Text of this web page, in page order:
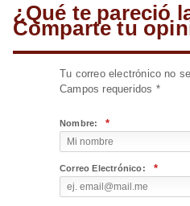
¿Qué te pareció
Comparte tu
Tu correo electrónico no
Campos requeridos *
Nombre: *
Correo Electrónico: *